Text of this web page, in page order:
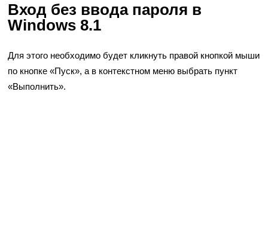
Вход без ввода пароля в
Windows 8.1
Для этого необходимо будет кликнуть правой кнопкой мыши
по кнопке «Пуск», а в контекстном меню выбрать пункт
«Выполнить».